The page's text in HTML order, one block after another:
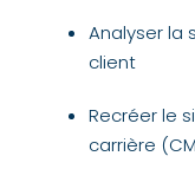
Analyser la
client
Recréer le
carrière